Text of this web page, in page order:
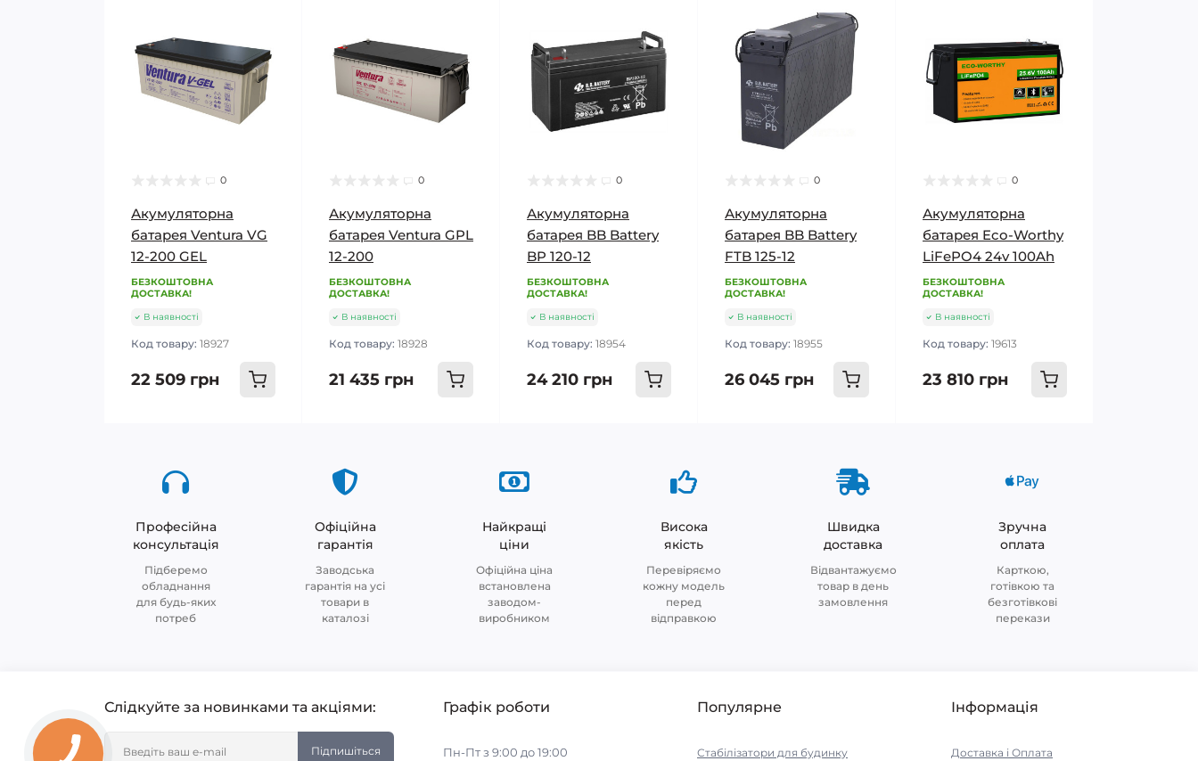
0
Акумуляторна
батарея Ventura VG
12-200 GEL
БЕЗКОШТОВНА
ДОСТАВКА!
В наявності
Код товару: 18927
22 509 грн
0
Акумуляторна
батарея Ventura GPL
12-200
БЕЗКОШТОВНА
ДОСТАВКА!
В наявності
Код товару: 18928
21 435 грн
0
Акумуляторна
батарея BB Battery
BP 120-12
БЕЗКОШТОВНА
ДОСТАВКА!
В наявності
Код товару: 18954
24 210 грн
0
Акумуляторна
батарея BB Battery
FTB 125-12
БЕЗКОШТОВНА
ДОСТАВКА!
В наявності
Код товару: 18955
26 045 грн
0
Акумуляторна
батарея Eco-Worthy
LiFePO4 24v 100Ah
БЕЗКОШТОВНА
ДОСТАВКА!
В наявності
Код товару: 19613
23 810 грн
Професійна
консультація
Підберемо
обладнання
для будь-яких
потреб
Офіційна
гарантія
Заводська
гарантія на усі
товари в
каталозі
Найкращі
ціни
Офіційна ціна
встановлена
заводом-
виробником
Висока
якість
Перевіряємо
кожну модель
перед
відправкою
Швидка
доставка
Відвантажуємо
товар в день
замовлення
Зручна
оплата
Карткою,
готівкою та
безготівкові
перекази
Слідкуйте за новинками та акціями:
Підпишіться
Графік роботи
Пн-Пт з 9:00 до 19:00
Популярне
Стабілізатори для будинку
Інформація
Доставка і Оплата